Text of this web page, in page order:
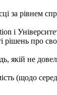
за рівнем
і
рішень про
якій не
(щодо